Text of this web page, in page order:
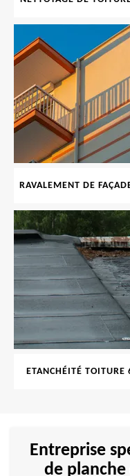
RAVALEMENT DE
ETANCHÉITÉ TOITURE
Entreprise
de